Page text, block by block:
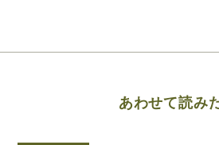
あわせて読み